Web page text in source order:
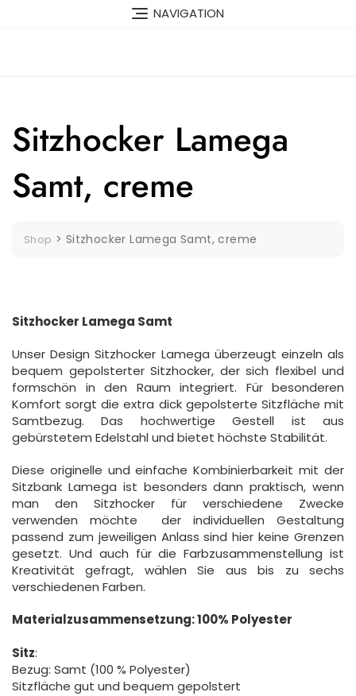
NAVIGATION
Sitzhocker Lamega
Samt, creme
Shop > Sitzhocker Lamega Samt, creme
Sitzhocker Lamega Samt
Unser Design Sitzhocker Lamega überzeugt einzeln als
bequem gepolsterter Sitzhocker, der sich flexibel und
formschön in den Raum integriert. Für besonderen
Komfort sorgt die extra dick gepolsterte Sitzfläche mit
Samtbezug. Das hochwertige Gestell ist aus
gebürstetem Edelstahl und bietet höchste Stabilität.
Diese originelle und einfache Kombinierbarkeit mit der
Sitzbank Lamega ist besonders dann praktisch, wenn
man den Sitzhocker für verschiedene Zwecke
verwenden möchte  der individuellen Gestaltung
passend zum jeweiligen Anlass sind hier keine Grenzen
gesetzt. Und auch für die Farbzusammenstellung ist
Kreativität gefragt, wählen Sie aus bis zu sechs
verschiedenen Farben.
Materialzusammensetzung:100% Polyester
Sitz:
Bezug: Samt (100 % Polyester)
Sitzfläche gut und bequem gepolstert